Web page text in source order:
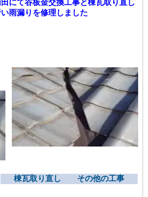
にて谷板金交換工事と棟瓦取り直し
雨漏りを修理しました
棟瓦取り直し その他の工事